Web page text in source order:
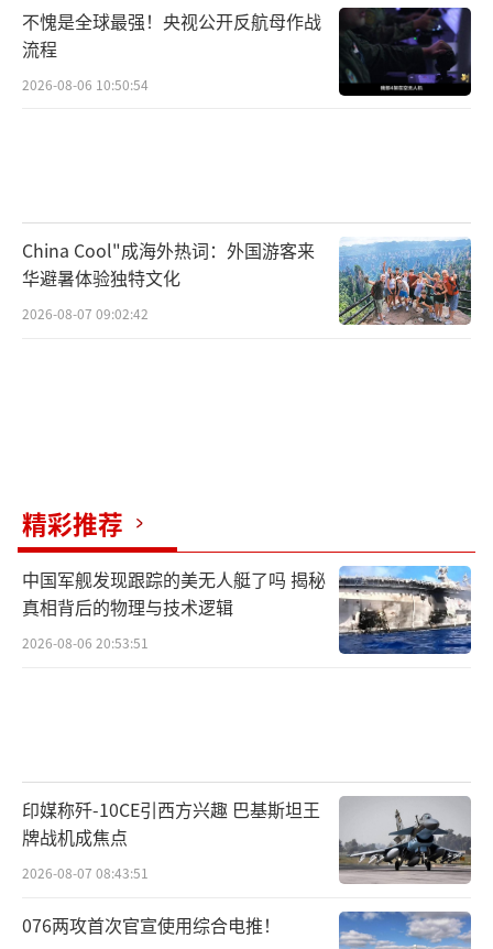
不愧是全球最强！央视公开反航母作战
流程
2026-08-06 10:50:54
China Cool"成海外热词：外国游客来
华避暑体验独特文化
2026-08-07 09:02:42
精彩推荐
中国军舰发现跟踪的美无人艇了吗 揭秘
真相背后的物理与技术逻辑
2026-08-06 20:53:51
印媒称歼-10CE引西方兴趣 巴基斯坦王
牌战机成焦点
2026-08-07 08:43:51
076两攻首次官宣使用综合电推！